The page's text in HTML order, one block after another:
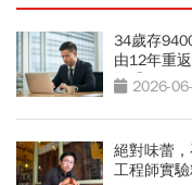
34歲存
由12年重
忍受2026-
絕對味蕾
工程師實